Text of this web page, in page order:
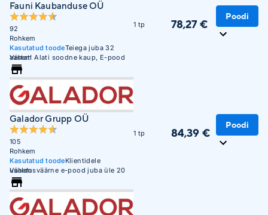
Fauni Kaubanduse OÜ
92
Rohkem
Kasutatud toodeTeiega juba 32
aastat! Alati soodne kaup, E-pood
24/7
Vähem
1 tp 78,27 €
Poodi
Galador Grupp OÜ
105
Rohkem
Kasutatud toodeKlientidele
usaldusväärne e-pood juba üle 20
aasta!
Vähem
1 tp 84,39 €
Poodi